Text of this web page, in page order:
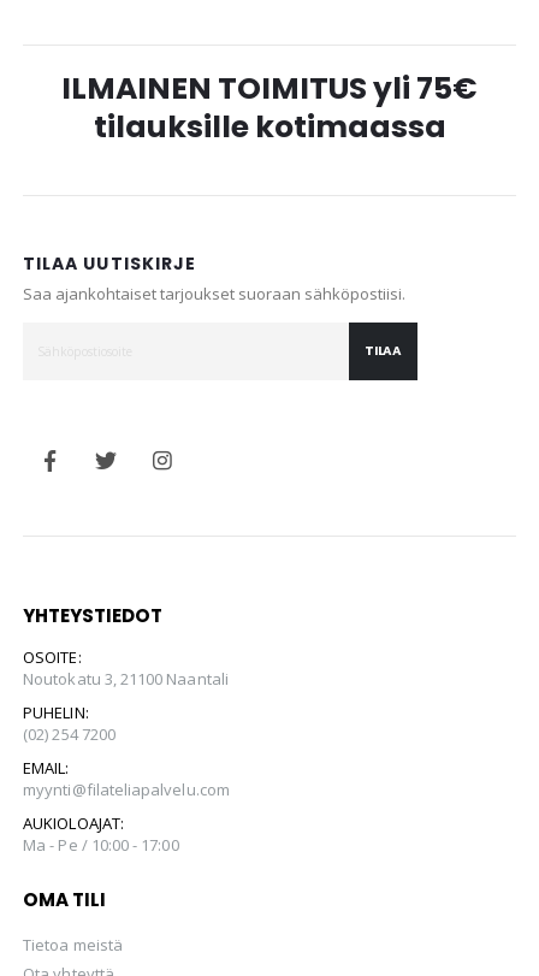
ILMAINEN TOIMITUS yli 75€
tilauksille kotimaassa
TILAA UUTISKIRJE
Saa ajankohtaiset tarjoukset suoraan sähköpostiisi.
TILAA
YHTEYSTIEDOT
OSOITE:
Noutokatu 3, 21100 Naantali
PUHELIN:
(02) 254 7200
EMAIL:
myynti@filateliapalvelu.com
AUKIOLOAJAT:
Ma - Pe / 10:00 - 17:00
OMA TILI
Tietoa meistä